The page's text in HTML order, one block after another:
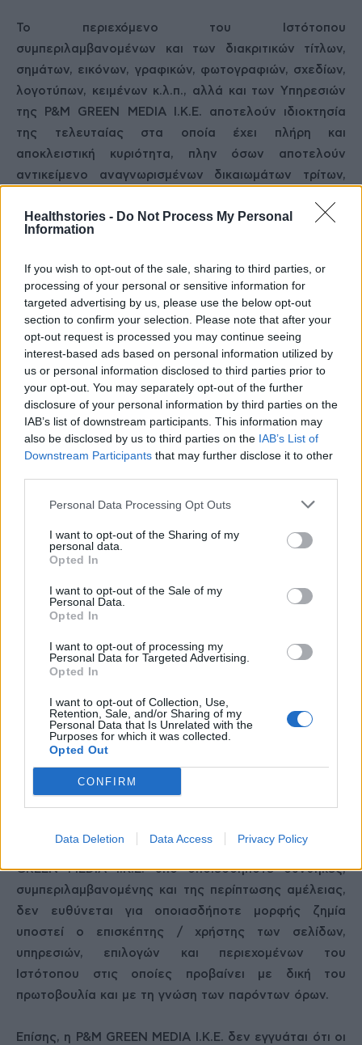
Healthstories - Do Not Process My Personal
Information
If you wish to opt-out of the sale, sharing to third parties, or
processing of your personal or sensitive information for
targeted advertising by us, please use the below opt-out
section to confirm your selection. Please note that after your
opt-out request is processed you may continue seeing
interest-based ads based on personal information utilized by
us or personal information disclosed to third parties prior to
your opt-out. You may separately opt-out of the further
disclosure of your personal information by third parties on the
IAB’s list of downstream participants. This information may
also be disclosed by us to third parties on the IAB’s List of
Downstream Participants that may further disclose it to other
Personal Data Processing Opt Outs
I want to opt-out of the Sharing of my
personal data.
Opted In
I want to opt-out of the Sale of my
Personal Data.
Opted In
I want to opt-out of processing my
Personal Data for Targeted Advertising.
Opted In
I want to opt-out of Collection, Use,
Retention, Sale, and/or Sharing of my
Personal Data that Is Unrelated with the
Purposes for which it was collected.
Opted Out
CONFIRM
Data Deletion Data Access Privacy Policy
Το περιεχόμενο του Ιστότοπου
συμπεριλαμβανομένων και των διακριτικών τίτλων,
σημάτων, εικόνων, γραφικών, φωτογραφιών, σχεδίων,
λογοτύπων, κειμένων κ.λ.π., αλλά και των Yπηρεσιών
της P&M GREEN MEDIA Ι.Κ.Ε. αποτελούν ιδιοκτησία
της τελευταίας στα οποία έχει πλήρη και
αποκλειστική κυριότητα, πλην όσων αποτελούν
αντικείμενο αναγνωρισμένων δικαιωμάτων τρίτων,
εθνικού, κοινοτικού και διεθνούς δικαίου. Η εμφάνισή
ή δικαιώματος χρήσης τους.
Ο Χρήστης/επισκέπτης του Ιστότοπου έχει δικαίωμα
να κάνει, μόνο προσωπική ή για εσωτερικές του
ανάγκες, χρήση των Yπηρεσιών της P&M GREEN
MEDIA Ι.Κ.Ε. και του περιεχομένου του Ιστότοπου, που
πρέπει να περιλαμβάνει όλες τις ανακοινώσεις
πνευματικών δικαιωμάτων και ιδιοκτησίας της, χωρίς
να τα διαθέτει με οποιοδήποτε τρόπο σε τρίτους, με
αναπαραγωγή, αναμετάδοση, διανομή, παρουσίαση,
μεταπώληση ή οποιαδήποτε άλλη χρήση τόσο του
περιεχομένου του Ιστότοπου, όσο και των Υπηρεσιών
οποιοδήποτε τρόπο ή μέσο για την εμπορική τους
εκμετάλλευση ή για οποιονδήποτε άλλο ρητώς μη
Περιορισμός ευθύνης της εταιρείας P&M GREEN
MEDIA Ι.Κ.Ε.– Δήλωση αποποίησης
Το περιεχόμενο του Ιστότοπου διατίθεται «ως έχει»
και η P&M GREEN MEDIA Ι.Κ.Ε. δεν παρέχει καμία
εγγύηση, ρητή ή μη, σχετικά με την αρτιότητα,
ορθότητα, επικαιρότητα, εμπορικότητα, μη παραβίαση
οποιαδήποτε χρήση, εφαρμογή ή σκοπό. Η P&M
GREEN MEDIA Ι.Κ.Ε. υπό οποιεσδήποτε συνθήκες,
συμπεριλαμβανομένης και της περίπτωσης αμέλειας,
δεν ευθύνεται για οποιασδήποτε μορφής ζημία
υποστεί ο επισκέπτης / χρήστης των σελίδων,
υπηρεσιών, επιλογών και περιεχομένων του
Ιστότοπου στις οποίες προβαίνει με δική του
πρωτοβουλία και με τη γνώση των παρόντων όρων.
Επίσης, η P&M GREEN MEDIA Ι.Κ.Ε. δεν εγγυάται ότι οι